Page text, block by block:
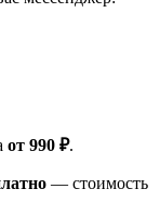
от 990 ₽.
— стоимость